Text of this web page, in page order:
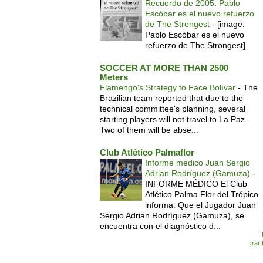
Recuerdo de 2005: Pablo
Escóbar es el nuevo refuerzo
de The Strongest - [image:
Pablo Escóbar es el nuevo
refuerzo de The Strongest]
SOCCER AT MORE THAN 2500
Meters
Flamengo's Strategy to Face Bolívar - The
Brazilian team reported that due to the
technical committee's planning, several
starting players will not travel to La Paz.
Two of them will be abse...
Club Atlético Palmaflor
Informe medico Juan Sergio
Adrian Rodríguez (Gamuza) -
INFORME MÉDICO El Club
Atlético Palma Flor del Trópico
informa: Que el Jugador Juan
Sergio Adrian Rodríguez (Gamuza), se
encuentra con el diagnóstico d...
trar